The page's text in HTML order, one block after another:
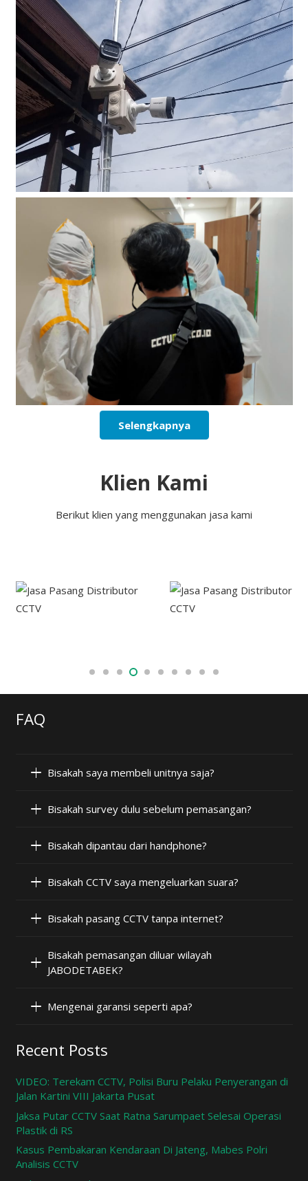
Selengkapnya
Klien Kami
Berikut klien yang menggunakan jasa kami
FAQ
Bisakah saya membeli unitnya saja?
Bisakah survey dulu sebelum pemasangan?
Bisakah dipantau dari handphone?
Bisakah CCTV saya mengeluarkan suara?
Bisakah pasang CCTV tanpa internet?
Bisakah pemasangan diluar wilayah
JABODETABEK?
Mengenai garansi seperti apa?
Recent Posts
VIDEO: Terekam CCTV, Polisi Buru Pelaku Penyerangan di
Jalan Kartini VIII Jakarta Pusat
Jaksa Putar CCTV Saat Ratna Sarumpaet Selesai Operasi
Plastik di RS
Kasus Pembakaran Kendaraan Di Jateng, Mabes Polri
Analisis CCTV